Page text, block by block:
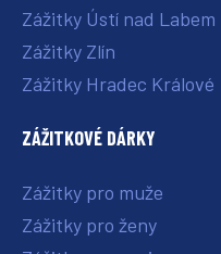
Zážitky Ústí nad Labem
Zážitky Zlín
Zážitky Hradec Králové
ZÁŽITKOVÉ DÁRKY
Zážitky pro muže
Zážitky pro ženy